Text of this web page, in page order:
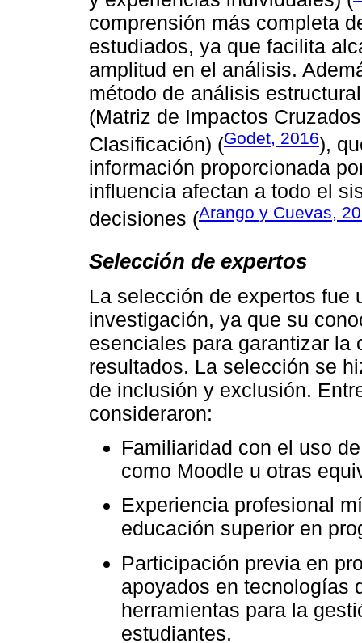
comprensión más completa
estudiados, ya que facilita
amplitud en el análisis.
método de análisis
(Matriz de Impactos
Clasificación) (Godet, 2016),
información proporcionada
influencia afectan a todo el
decisiones (Arango y Cuevas,
Selección de expertos
La selección de expertos fue
investigación, ya que su
esenciales para garantizar la
resultados. La selección se
de inclusión y exclusión.
consideraron:
Familiaridad con el uso
como Moodle u otras
Experiencia profesional
educación superior en
Participación previa en
apoyados en tecnologías
herramientas para la
estudiantes.